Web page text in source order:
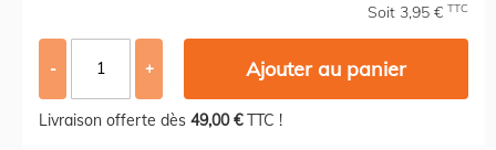
Soit 3,95 € TTC
- + Ajouter au panier
Livraison offerte dès 49,00 €TTC !